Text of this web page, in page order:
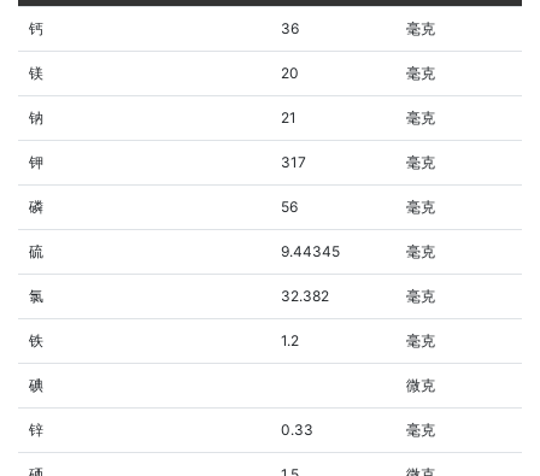
钙 36 毫克
镁 20 毫克
钠 21 毫克
钾 317 毫克
磷 56 毫克
硫 9.44345 毫克
氯 32.382 毫克
铁 1.2 毫克
碘 微克
锌 0.33 毫克